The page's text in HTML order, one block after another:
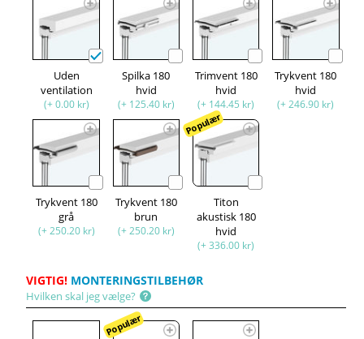
Uden
ventilation
(+ 0.00 kr)
Spilka 180
hvid
(+ 125.40 kr)
Trimvent 180
hvid
(+ 144.45 kr)
Trykvent 180
hvid
(+ 246.90 kr)
Trykvent 180
grå
(+ 250.20 kr)
Trykvent 180
brun
(+ 250.20 kr)
Populær
Titon
akustisk 180
hvid
(+ 336.00 kr)
VIGTIG! MONTERINGSTILBEHØR
Hvilken skal jeg vælge?
Populær